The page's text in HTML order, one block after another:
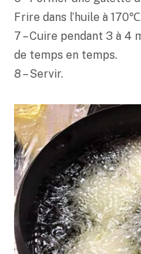
Frire dans l’huile à
7 – Cuire pendant 3 à 4
de temps en temps.
8 – Servir.